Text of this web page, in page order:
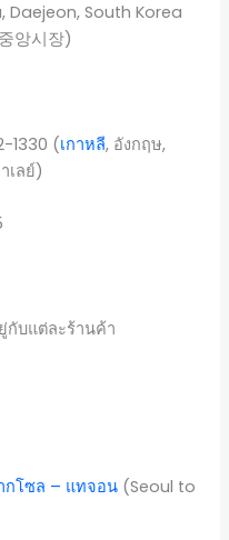
South Korea
앙시장)
1330 (เกาหลี, อังกฤษ,
เลย์)
กับแต่ละร้านค้า
กโซล – แทจอน (Seoul to